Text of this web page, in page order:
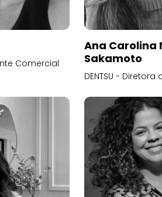
Comercial
Ana Carolina
Sakamoto
DENTSU -